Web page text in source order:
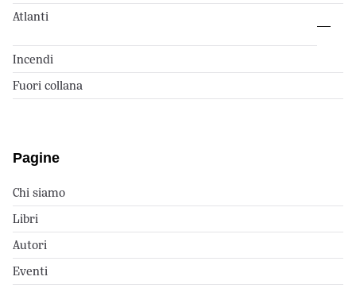
Atlanti
Incendi
Fuori collana
Pagine
Chi siamo
Libri
Autori
Eventi